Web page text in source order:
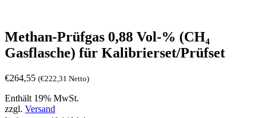
Methan-Prüfgas 0,88 Vol-% (CH₄
Gasflasche) für Kalibrierset/Prüfset
€264,55 (€222,31 Netto)
Enthält 19% MwSt.
zzgl. Versand